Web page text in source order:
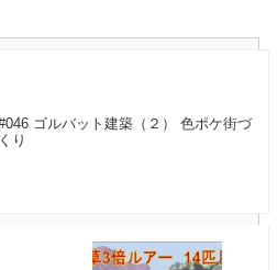
ゴルバット建築（２） 色ポケ街づ
くり